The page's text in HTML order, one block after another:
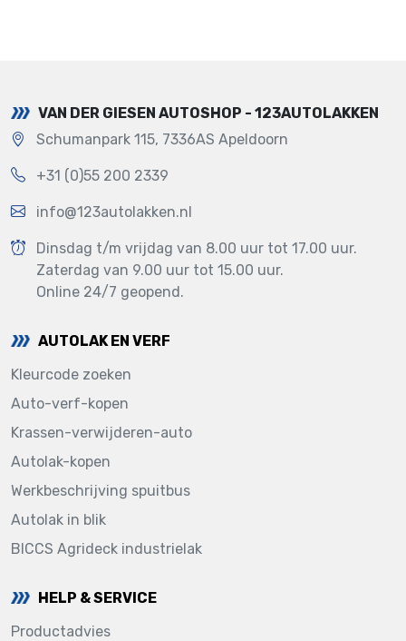
VAN DER GIESEN AUTOSHOP - 123AUTOLAKKEN
Schumanpark 115, 7336AS Apeldoorn
+31 (0)55 200 2339
info@123autolakken.nl
Dinsdag t/m vrijdag van 8.00 uur tot 17.00 uur.
Zaterdag van 9.00 uur tot 15.00 uur.
Online 24/7 geopend.
AUTOLAK EN VERF
Kleurcode zoeken
Auto-verf-kopen
Krassen-verwijderen-auto
Autolak-kopen
Werkbeschrijving spuitbus
Autolak in blik
BICCS Agrideck industrielak
HELP & SERVICE
Productadvies